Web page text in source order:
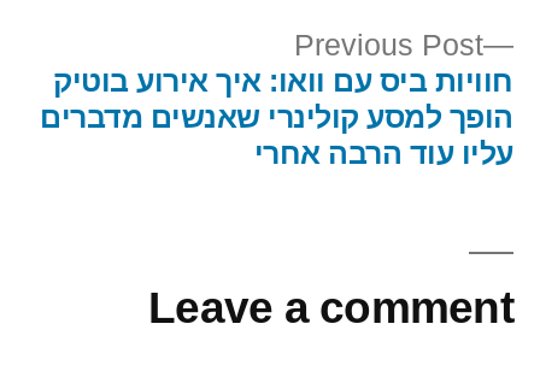
Previous Post
post:
חוויות ביס עם וואו: איך אירוע בוטיק
הופך למסע קולינרי שאנשים מדברים
עליו עוד הרבה אחרי
Leave a comment